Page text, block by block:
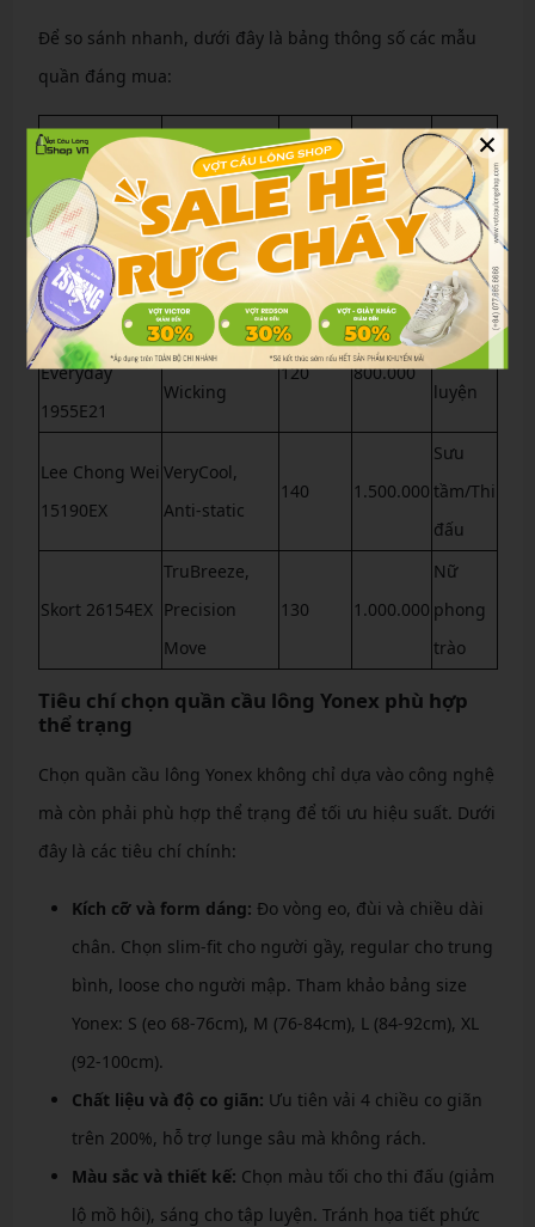
Để so sánh nhanh, dưới đây là bảng thông số các mẫu
quần đáng mua:
Mẫu quần
Công nghệ
chính
Trọng
lượng
(g)
Giá
(VNĐ)
Đối
tượng
Team Series
YM0004
VeryCool, UV
Protection
150 1.200.000
Chuyên
nghiệp
TruBreeze
Everyday
1955E21
TruBreeze
Wicking
120 800.000
Tập
luyện
Lee Chong Wei
15190EX
VeryCool,
Anti-static
140 1.500.000
Sưu
tầm/Thi
đấu
Skort 26154EX
TruBreeze,
Precision
Move
130 1.000.000
Nữ
phong
trào
Tiêu chí chọn quần cầu lông Yonex phù hợp
thể trạng
Chọn quần cầu lông Yonex không chỉ dựa vào công nghệ
mà còn phải phù hợp thể trạng để tối ưu hiệu suất. Dưới
đây là các tiêu chí chính:
Kích cỡ và form dáng: Đo vòng eo, đùi và chiều dài
chân. Chọn slim-fit cho người gầy, regular cho trung
bình, loose cho người mập. Tham khảo bảng size
Yonex: S (eo 68-76cm), M (76-84cm), L (84-92cm), XL
(92-100cm).
Chất liệu và độ co giãn: Ưu tiên vải 4 chiều co giãn
trên 200%, hỗ trợ lunge sâu mà không rách.
Màu sắc và thiết kế: Chọn màu tối cho thi đấu (giảm
lộ mồ hôi), sáng cho tập luyện. Tránh họa tiết phức
×